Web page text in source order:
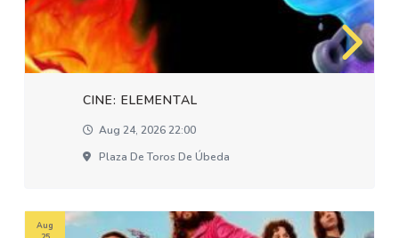
CINE: ELEMENTAL
Aug 24, 2026 22:00
Plaza De Toros De Úbeda
Aug